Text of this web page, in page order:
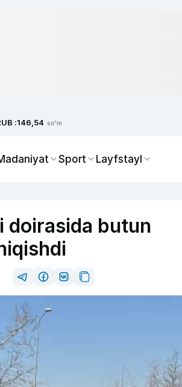
:146,54 so'm
Sport Layfstayl
doirasida butun